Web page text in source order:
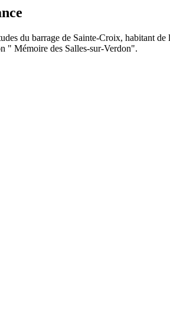
du barrage de Sainte-Croix, habitant
" Mémoire des Salles-sur-Verdon".